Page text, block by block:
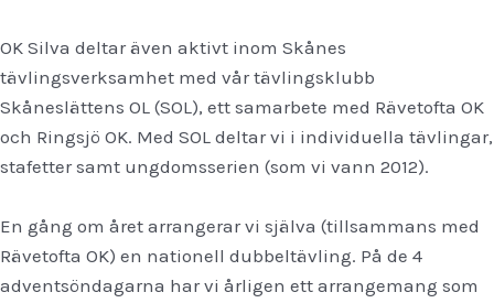
OK Silva deltar även aktivt inom Skånes
tävlingsverksamhet med vår tävlingsklubb
Skåneslättens OL (SOL), ett samarbete med Rävetofta OK
och Ringsjö OK. Med SOL deltar vi i individuella tävlingar,
stafetter samt ungdomsserien (som vi vann 2012).
En gång om året arrangerar vi själva (tillsammans med
Rävetofta OK) en nationell dubbeltävling. På de 4
adventsöndagarna har vi årligen ett arrangemang som